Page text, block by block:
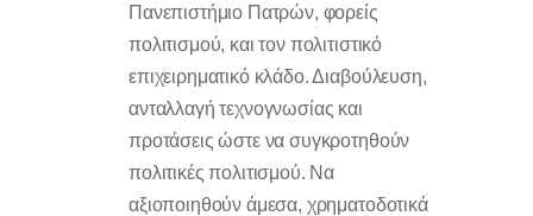
Πανεπιστήμιο Πατρών, φορείς
πολιτισμού, και τον πολιτιστικό
επιχειρηματικό κλάδο. Διαβούλευση,
ανταλλαγή τεχνογνωσίας και
προτάσεις ώστε να συγκροτηθούν
πολιτικές πολιτισμού. Να
αξιοποιηθούν άμεσα, χρηματοδοτικά